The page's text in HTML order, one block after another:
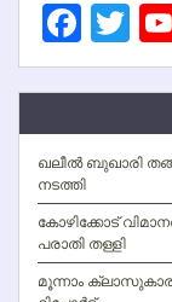
ഖലീല്‍ ബുഖാരി
നടത്തി
കോഴിക്കോട്
പരാതി തള്ളി
മൂന്നാം